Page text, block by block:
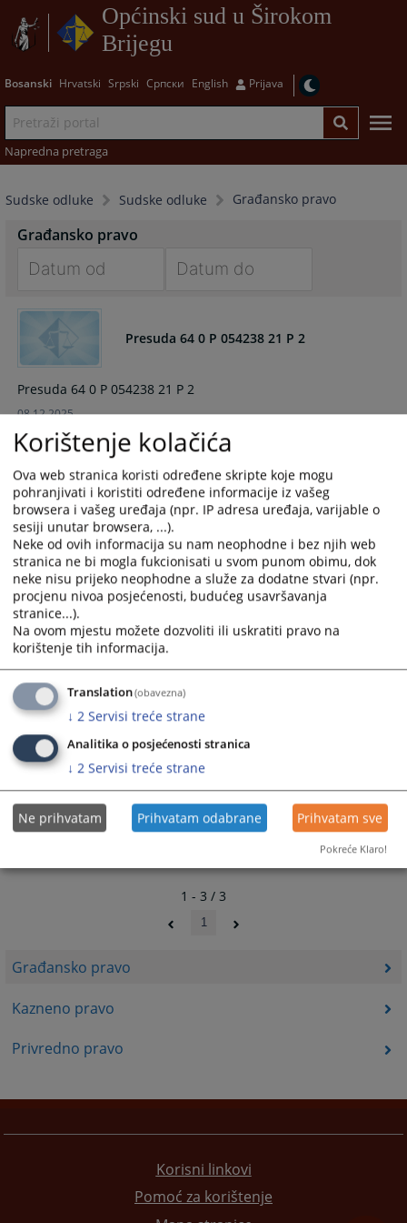
Općinski sud u Širokom
Brijegu
Bosanski Hrvatski Srpski Српски English Prijava
Napredna pretraga
Sudske odluke Sudske odluke Građansko pravo
Građansko pravo
Kazneno pravo
Privredno pravo
Građansko pravo
forward
interact
the
calendar
and
a
date.
Press
the
question
mark
key
to
get
the
keyboard
shortcuts
for
changing
dates.
to
the
calendar
and
a
date.
Press
the
question
mark
key
get
the
shortcuts
for
changing
dates.
Presuda 64 0 P 054238 21 P 2
Presuda 64 0 P 054238 21 P 2
08.12.2025.
Presuda 64 0 P 062802 22 P 2
Presuda 64 0 P 062802 22 P 2
08.12.2025.
Presuda 64 0 P 043094 19 P 2
11.05.2022.
1 - 3 / 3
1
Korisni linkovi
Pomoć za korištenje
Korištenje kolačića
Ova web stranica koristi određene skripte koje mogu
pohranjivati i koristiti određene informacije iz vašeg
browsera i vašeg uređaja (npr. IP adresa uređaja, varijable o
sesiji unutar browsera, ...).
Neke od ovih informacija su nam neophodne i bez njih web
stranica ne bi mogla fukcionisati u svom punom obimu, dok
neke nisu prijeko neophodne a služe za dodatne stvari (npr.
procjenu nivoa posjećenosti, budućeg usavršavanja
stranice...).
Na ovom mjestu možete dozvoliti ili uskratiti pravo na
korištenje tih informacija.
Translation(obavezna)
↓ 2 Servisi treće strane
Analitika o posjećenosti stranica
↓ 2 Servisi treće strane
Ne prihvatam Prihvatam odabrane Prihvatam sve
Pokreće Klaro!